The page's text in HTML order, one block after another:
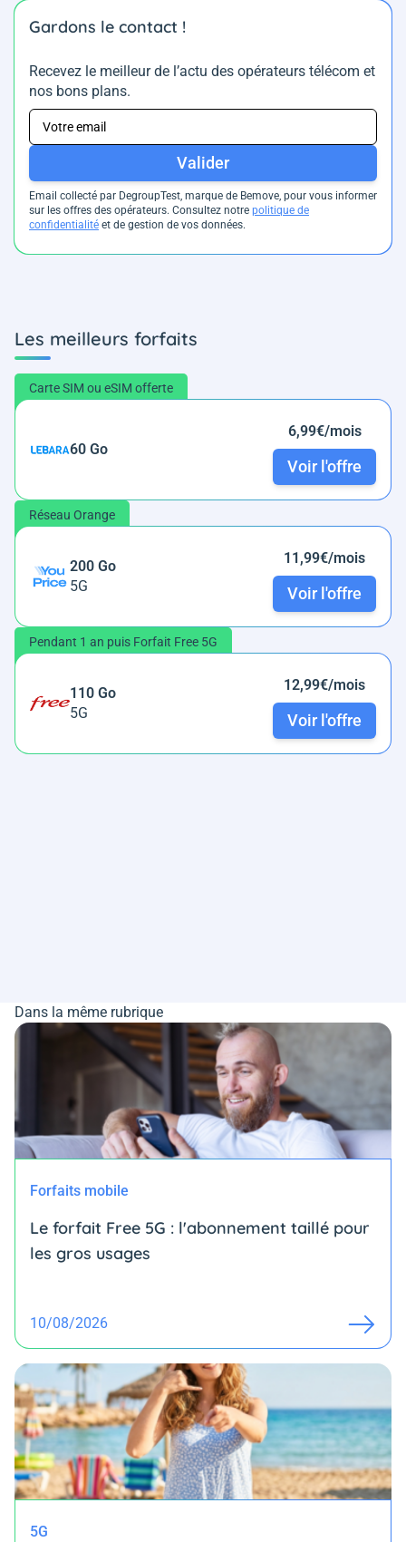
Gardons le contact !
Recevez le meilleur de l’actu des opérateurs télécom et
nos bons plans.
Valider
Email collecté par DegroupTest, marque de Bemove, pour vous informer
sur les offres des opérateurs. Consultez notre politique de
confidentialité et de gestion de vos données.
Les meilleurs forfaits
Carte SIM ou eSIM offerte
60 Go
6,99€/mois
Voir l'offre
Réseau Orange
200 Go
5G
11,99€/mois
Voir l'offre
Pendant 1 an puis Forfait Free 5G
110 Go
5G
12,99€/mois
Voir l'offre
Dans la même rubrique
Forfaits mobile
Le forfait Free 5G : l'abonnement taillé pour
les gros usages
10/08/2026
5G